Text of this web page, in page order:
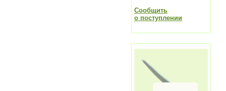
Сообщить
о поступлении